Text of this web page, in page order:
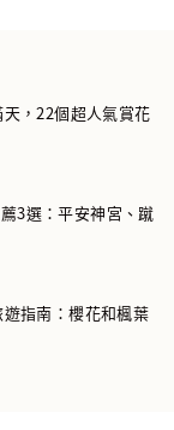
天，22個超人氣賞花
3選：平安神宮、蹴
遊指南：櫻花和楓葉